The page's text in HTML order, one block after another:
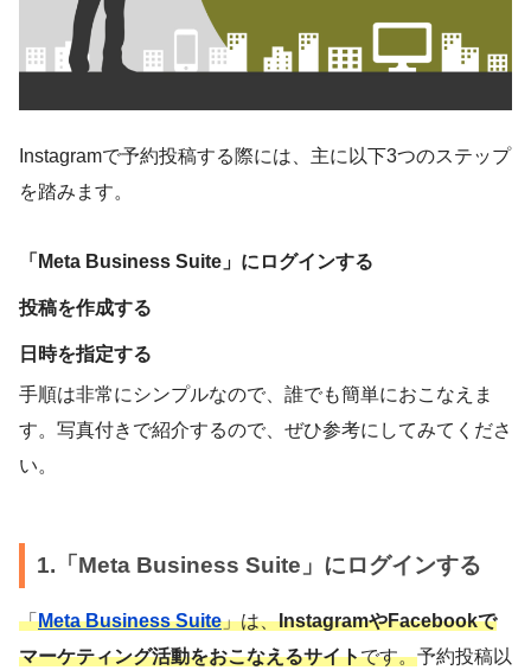
Instagramで予約投稿する際には、主に以下3つのステップ
を踏みます。
「Meta Business Suite」にログインする
投稿を作成する
日時を指定する
手順は非常にシンプルなので、誰でも簡単におこなえま
す。写真付きで紹介するので、ぜひ参考にしてみてくださ
い。
1.「Meta Business Suite」にログインする
「Meta Business Suite」は、InstagramやFacebookで
マーケティング活動をおこなえるサイトです。予約投稿以